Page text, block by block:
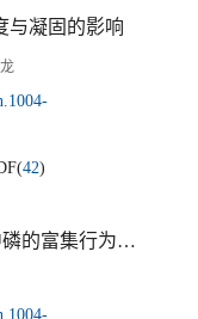
与凝固的影响
(42)
的富集行为影响